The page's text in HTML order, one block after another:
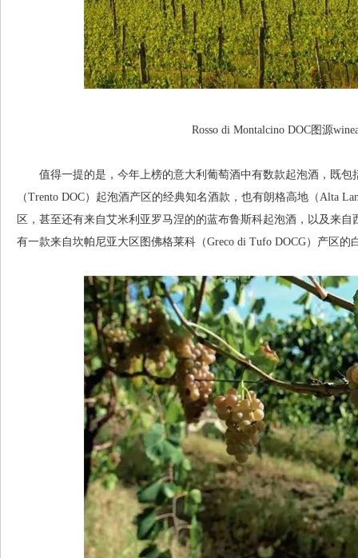
Rosso di Montalcino DOC图源
值得一提的是，今年上榜的意大利葡萄酒中有数款起泡酒，既包
（Trento DOC）起泡酒产区的经典知名酒款，也有朗格高地（Alta
区，甚至还有来自艾米利亚罗马涅的的蓝布鲁斯科起泡酒，以及来
有一款来自坎帕尼亚大区图佛格莱科（Greco di Tufo DOCG）产区的